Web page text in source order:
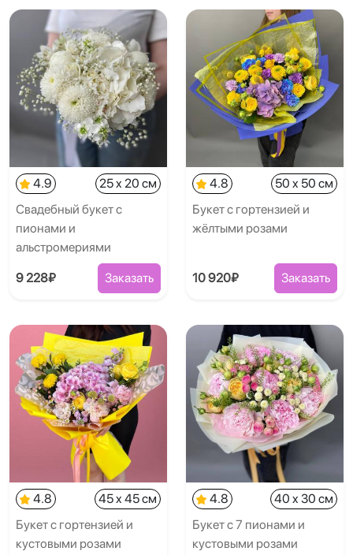
4.9
25 x 20 см
Свадебный букет с
пионами и
альстромериями
9 228₽ Заказать
4.8
50 x 50 см
Букет с гортензией и
жёлтыми розами
10 920₽ Заказать
4.8
45 x 45 см
Букет с гортензией и
кустовыми розами
4.8
40 x 30 см
Букет с 7 пионами и
кустовыми розами